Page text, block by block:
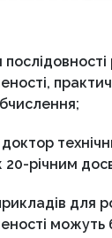
20-річним
для
можуть